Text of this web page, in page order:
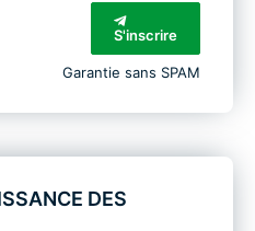
S'inscrire
Garantie sans SPAM
DES